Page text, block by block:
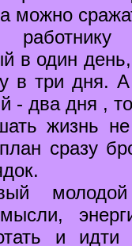
можно
в один день,
в три дня.
- два дня ,
жизнь
сразу
мысли,
и